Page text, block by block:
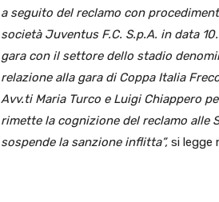
a seguito del reclamo con
società Juventus F.C. S.p.A. in data
gara con il settore dello stadio
relazione alla gara di Coppa Italia
Avv.ti Maria Turco e Luigi Chiappero
rimette la cognizione del reclamo alle
sospende la sanzione inflitta”, si legge